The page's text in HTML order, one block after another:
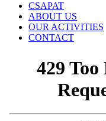
CSAPAT
ABOUT US
OUR ACTIVITIES
CONTACT